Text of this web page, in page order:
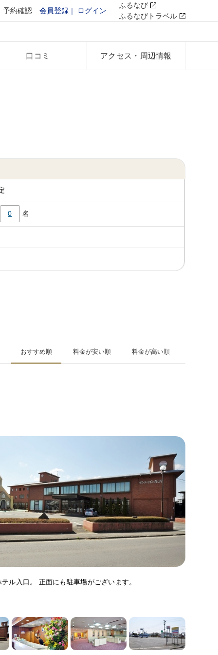
予約確認 会員登録 ログイン
ふるなび
ふるなびトラベル
口コミ アクセス ・周辺情報
0 名
おすすめ順 料金が安い順 料金が高い順
ル入口。 正面にも駐車場がございます。